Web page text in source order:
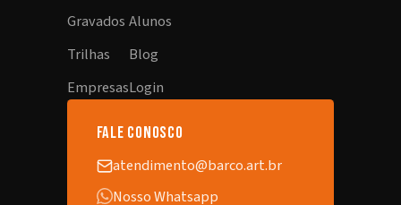
Gravados
Trilhas
Empresas
Alunos
Blog
Login
fale conosco
atendimento@barco.art.br
Nosso Whatsapp